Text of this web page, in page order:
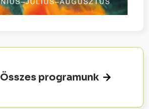
Összes programunk